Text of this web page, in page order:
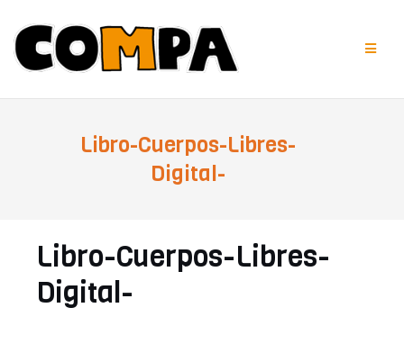
contenido
Libro-Cuerpos-Libres-
Digital-
Libro-Cuerpos-Libres-
Digital-